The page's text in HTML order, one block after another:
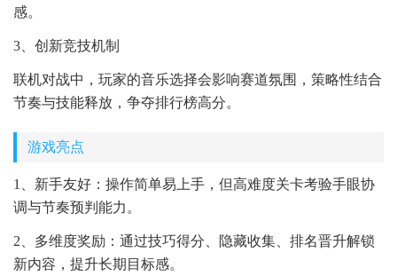
感。
3、创新竞技机制
联机对战中，玩家的音乐选择会影响赛道氛围，策略性结合
节奏与技能释放，争夺排行榜高分。
游戏亮点
1、新手友好：操作简单易上手，但高难度关卡考验手眼协
调与节奏预判能力。
2、多维度奖励：通过技巧得分、隐藏收集、排名晋升解锁
新内容，提升长期目标感。